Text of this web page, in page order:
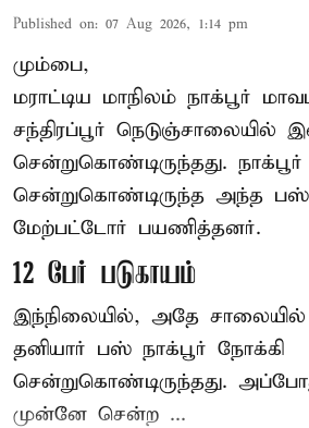
Published on: 07 Aug 2026, 1:14 pm
மும்பை,
மராட்டிய மாநிலம் நாக்பூர்
சந்திரப்பூர் நெடுஞ்சாலையில்
சென்றுகொண்டிருந்தது.
சென்றுகொண்டிருந்த அந்த
மேற்பட்டோர் பயணித்தனர்.
12 பேர் படுகாயம்
இந்நிலையில், அதே
தனியார் பஸ் நாக்பூர் நோக்கி
சென்றுகொண்டிருந்தது.
முன்னே சென்ற ...